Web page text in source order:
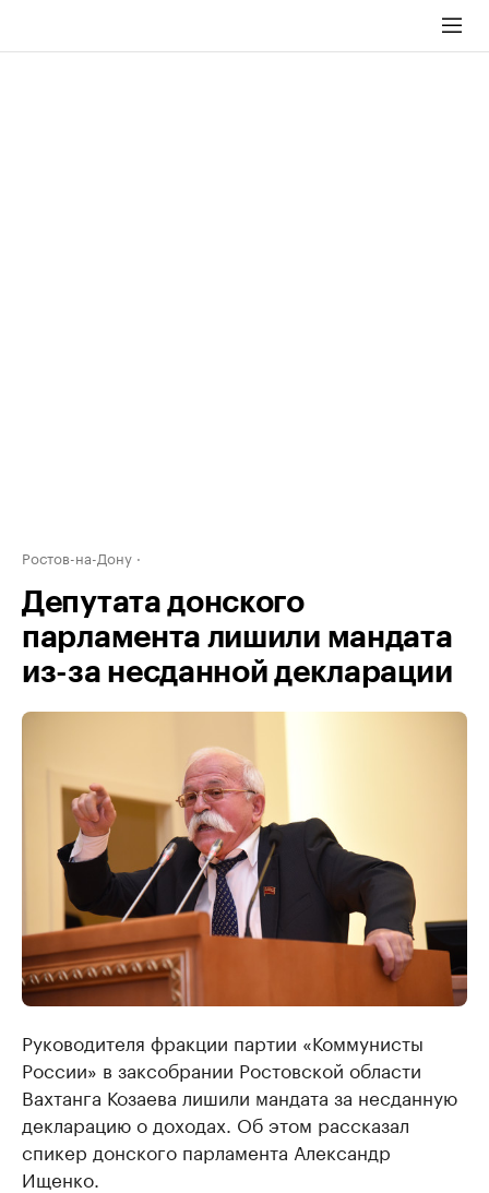
Ростов-на-Дону
Депутата донского
парламента лишили мандата
из-за несданной декларации
Руководителя фракции партии «Коммунисты
России» в заксобрании Ростовской области
Вахтанга Козаева лишили мандата за несданную
декларацию о доходах. Об этом рассказал
спикер донского парламента Александр
Ищенко.